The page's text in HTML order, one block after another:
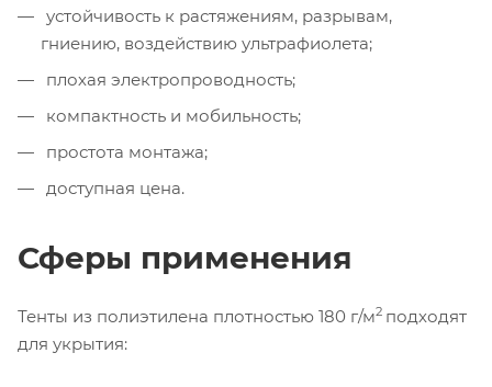
устойчивость к растяжениям, разрывам,
гниению, воздействию ультрафиолета;
плохая электропроводность;
компактность и мобильность;
простота монтажа;
доступная цена.
Сферы применения
Тенты из полиэтилена плотностью 180 г/м2 подходят
для укрытия: